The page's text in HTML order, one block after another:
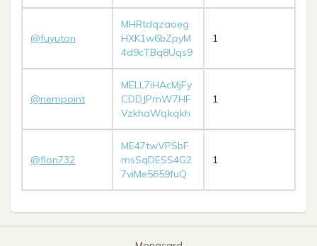
@fuyuton
MHRtdqzaoeg
HXK1w6bZpyM
4d9cTBq8Uqs9
1
@nempoint
MELL7iHAcMjFy
CDDJPmW7HF
VzkhaWqkqkh
1
@flon732
ME47twVPSbF
msSqDESS4G2
7viMe5659fuQ
1